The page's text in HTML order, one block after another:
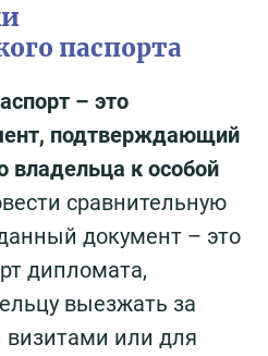
паспорта
– это
подтверждающий
владельца к особой
сравнительную
документ – это
дипломата,
выезжать за
визитами или для